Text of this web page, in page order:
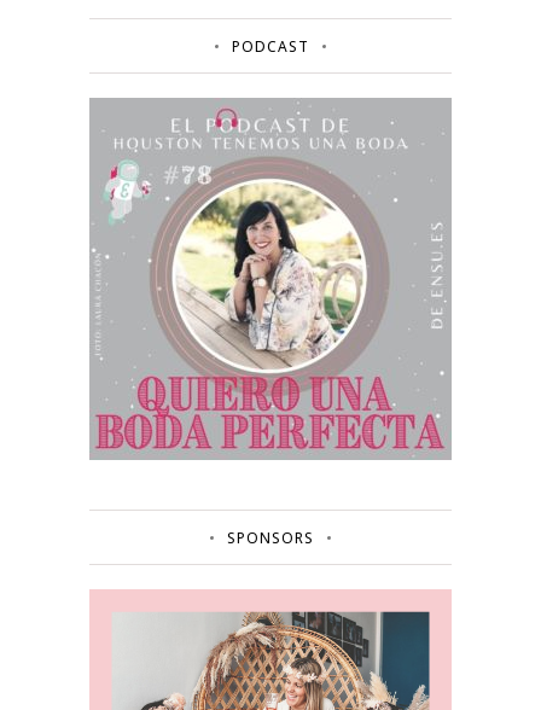
PODCAST
SPONSORS